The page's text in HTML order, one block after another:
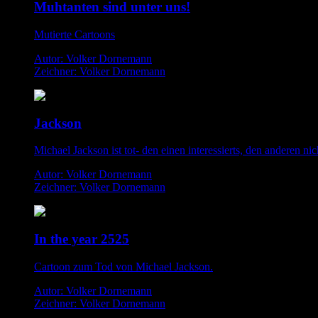
Muhtanten sind unter uns!
Mutierte Cartoons
Autor: Volker Dornemann
Zeichner: Volker Dornemann
Jackson
Michael Jackson ist tot- den einen interessierts, den anderen
Autor: Volker Dornemann
Zeichner: Volker Dornemann
In the year 2525
Cartoon zum Tod von Michael Jackson.
Autor: Volker Dornemann
Zeichner: Volker Dornemann